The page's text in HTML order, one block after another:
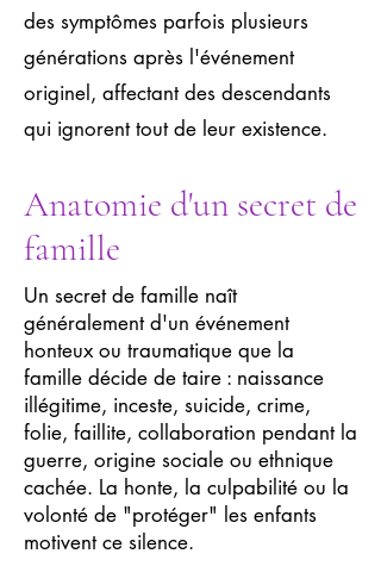
des symptômes parfois plusieurs
générations après l'événement
originel, affectant des descendants
qui ignorent tout de leur existence.
Anatomie d'un secret de
famille
Un secret de famille naît
généralement d'un événement
honteux ou traumatique que la
famille décide de taire : naissance
illégitime, inceste, suicide, crime,
folie, faillite, collaboration pendant la
guerre, origine sociale ou ethnique
cachée. La honte, la culpabilité ou la
volonté de "protéger" les enfants
motivent ce silence.